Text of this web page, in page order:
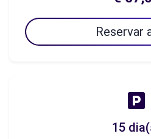
Reservar
15